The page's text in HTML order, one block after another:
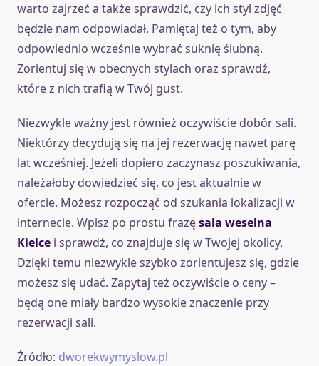
warto zajrzeć a także sprawdzić, czy ich styl zdjęć
będzie nam odpowiadał. Pamiętaj też o tym, aby
odpowiednio wcześnie wybrać suknię ślubną.
Zorientuj się w obecnych stylach oraz sprawdź,
które z nich trafią w Twój gust.
Niezwykle ważny jest również oczywiście dobór sali.
Niektórzy decydują się na jej rezerwację nawet parę
lat wcześniej. Jeżeli dopiero zaczynasz poszukiwania,
należałoby dowiedzieć się, co jest aktualnie w
ofercie. Możesz rozpocząć od szukania lokalizacji w
internecie. Wpisz po prostu frazęsala weselna
Kielce i sprawdź, co znajduje się w Twojej okolicy.
Dzięki temu niezwykle szybko zorientujesz się, gdzie
możesz się udać. Zapytaj też oczywiście o ceny –
będą one miały bardzo wysokie znaczenie przy
rezerwacji sali.
Źródło: dworekwymyslow.pl